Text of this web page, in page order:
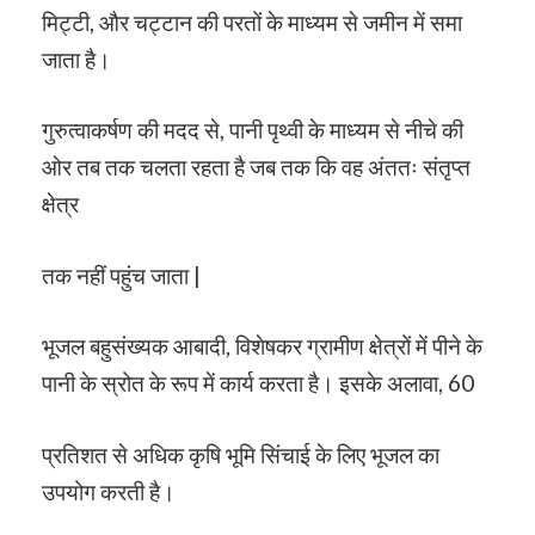
मिट्टी, और चट्टान की परतों के माध्यम से जमीन में समा
जाता है।
गुरुत्वाकर्षण की मदद से, पानी पृथ्वी के माध्यम से नीचे की
ओर तब तक चलता रहता है जब तक कि वह अंततः संतृप्त
क्षेत्र
तक नहीं पहुंच जाता |
भूजल बहुसंख्यक आबादी, विशेषकर ग्रामीण क्षेत्रों में पीने के
पानी के स्रोत के रूप में कार्य करता है। इसके अलावा, 60
प्रतिशत से अधिक कृषि भूमि सिंचाई के लिए भूजल का
उपयोग करती है।